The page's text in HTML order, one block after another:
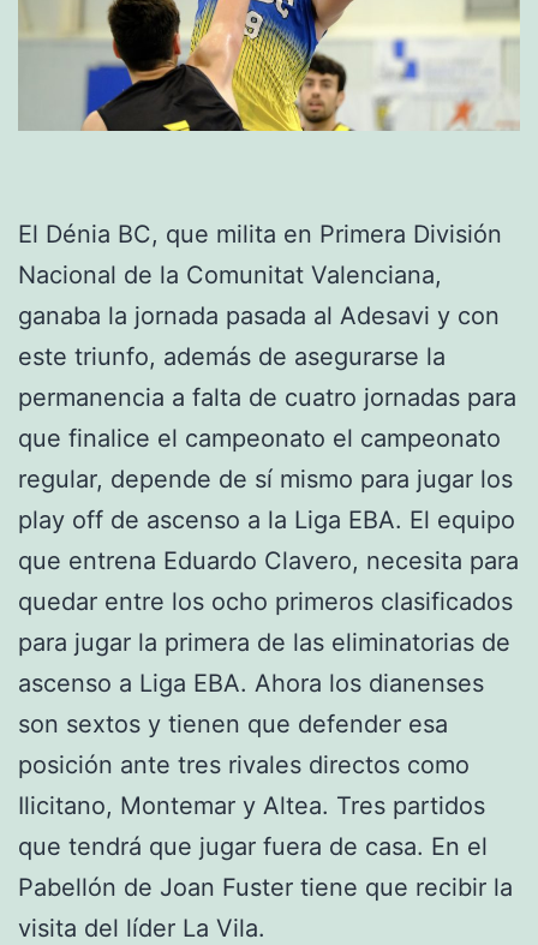
El Dénia BC, que milita en Primera División
Nacional de la Comunitat Valenciana,
ganaba la jornada pasada al Adesavi y con
este triunfo, además de asegurarse la
permanencia a falta de cuatro jornadas para
que finalice el campeonato el campeonato
regular, depende de sí mismo para jugar los
play off de ascenso a la Liga EBA. El equipo
que entrena Eduardo Clavero, necesita para
quedar entre los ocho primeros clasificados
para jugar la primera de las eliminatorias de
ascenso a Liga EBA. Ahora los dianenses
son sextos y tienen que defender esa
posición ante tres rivales directos como
Ilicitano, Montemar y Altea. Tres partidos
que tendrá que jugar fuera de casa. En el
Pabellón de Joan Fuster tiene que recibir la
visita del líder La Vila.